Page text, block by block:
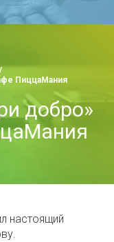
ПиццаМания
добро»
настоящий